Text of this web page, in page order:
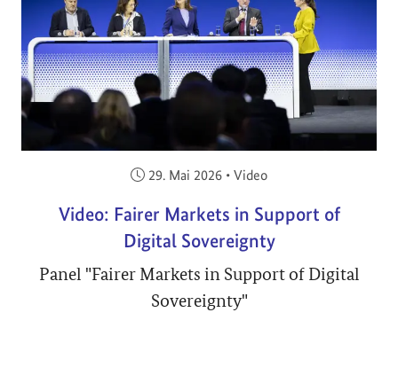
Veröffentlicht am:
29. Mai 2026 • Video
Video: Fairer Markets in Support of
Digital Sovereignty
Panel "Fairer Markets in Support of Digital
Sovereignty"